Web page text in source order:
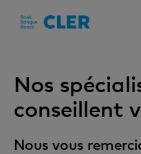
Nos
conseillent
Nous vous